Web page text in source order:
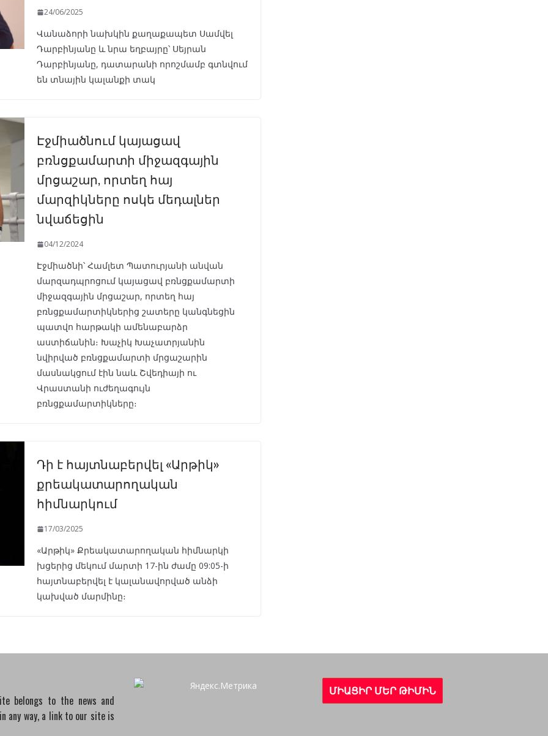
24/06/2025
Վանաձորի նախկին քաղաքապետ Սամվել
Դարբինյանը և նրա եղբայրը՝ Սեյրան
Դարբինյանը, դատարանի որոշմամբ գտնվում
են տնային կալանքի տակ
Էջմիածնում կայացավ
բռնցքամարտի միջազգային
մրցաշար, որտեղ հայ
մարզիկները ոսկե մեդալներ
նվաճեցին
04/12/2024
Էջմիածնի՝ Համլետ Պատուրյանի անվան
մարզադպրոցում կայացավ բռնցքամարտի
միջազգային մրցաշար, որտեղ հայ
բռնցքամարտիկներից շատերը կանգնեցին
պատվո հարթակի ամենաբարձր
աստիճանին։ Խաչիկ Խաչատրյանին
նվիրված բռնցքամարտի մրցաշարին
մասնակցում էին նաև Շվեդիայի ու
Վրաստանի ուժեղագույն
բռնցքամարտիկները։
Դի է հայտնաբերվել «Արթիկ»
քրեակատարողական
հիմնարկում
17/03/2025
«Արթիկ» Քրեակատարողական հիմնարկի
խցերից մեկում մարտի 17-ին ժամը 09:05-ի
հայտնաբերվել է կալանավորված անձի
կախված մարմինը։
belongs to the news and
any way, a link to our site is
ՄԻԱՑԻՐ ՄԵՐ ԹԻՄԻՆ